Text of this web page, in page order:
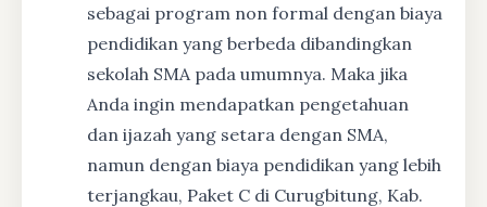
sebagai program non formal dengan biaya
pendidikan yang berbeda dibandingkan
sekolah SMA pada umumnya. Maka jika
Anda ingin mendapatkan pengetahuan
dan ijazah yang setara dengan SMA,
namun dengan biaya pendidikan yang lebih
terjangkau, Paket C di Curugbitung, Kab.